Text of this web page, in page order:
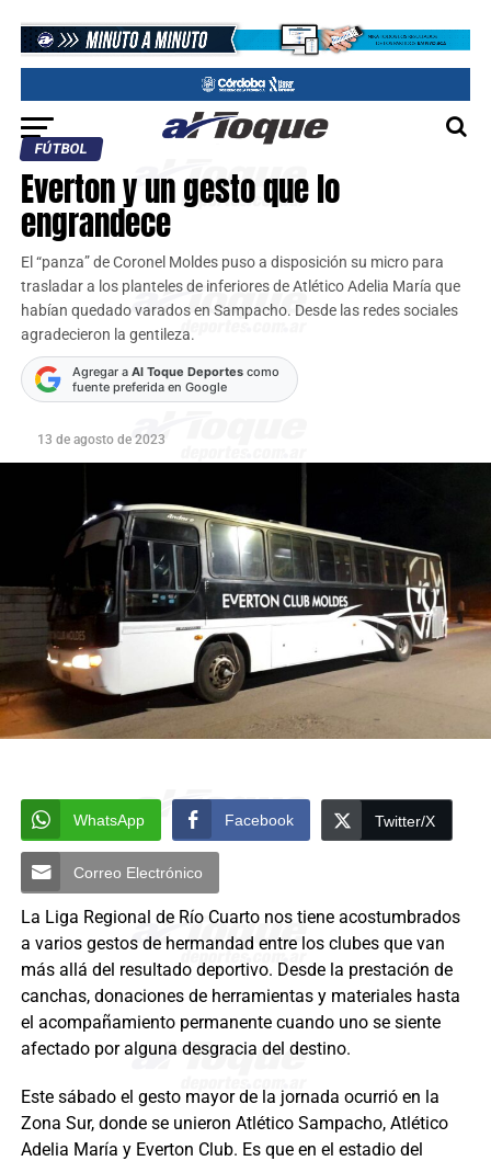
FÚTBOL
Everton y un gesto que lo
engrandece
El “panza” de Coronel Moldes puso a disposición su micro para
trasladar a los planteles de inferiores de Atlético Adelia María que
habían quedado varados en Sampacho. Desde las redes sociales
agradecieron la gentileza.
Agregar a Al Toque Deportescomo
fuente preferida en Google
13 de agosto de 2023
WhatsApp Facebook Twitter/X
Correo Electrónico
La Liga Regional de Río Cuarto nos tiene acostumbrados
a varios gestos de hermandad entre los clubes que van
más allá del resultado deportivo. Desde la prestación de
canchas, donaciones de herramientas y materiales hasta
el acompañamiento permanente cuando uno se siente
afectado por alguna desgracia del destino.
Este sábado el gesto mayor de la jornada ocurrió en la
Zona Sur, donde se unieron Atlético Sampacho, Atlético
Adelia María y Everton Club. Es que en el estadio del